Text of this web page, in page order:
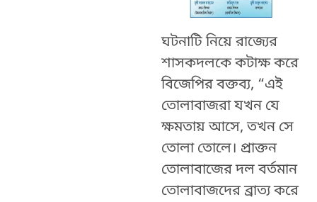
ঘটনাটি নিয়ে রাজ্যের
শাসকদলকে কটাক্ষ করে
বিজেপির বক্তব্য, “এই
তোলাবাজরা যখন যে
ক্ষমতায় আসে, তখন সে
তোলা তোলে। প্রাক্তন
তোলাবাজের দল বর্তমান
তোলাবাজদের ব্রাত্য করে